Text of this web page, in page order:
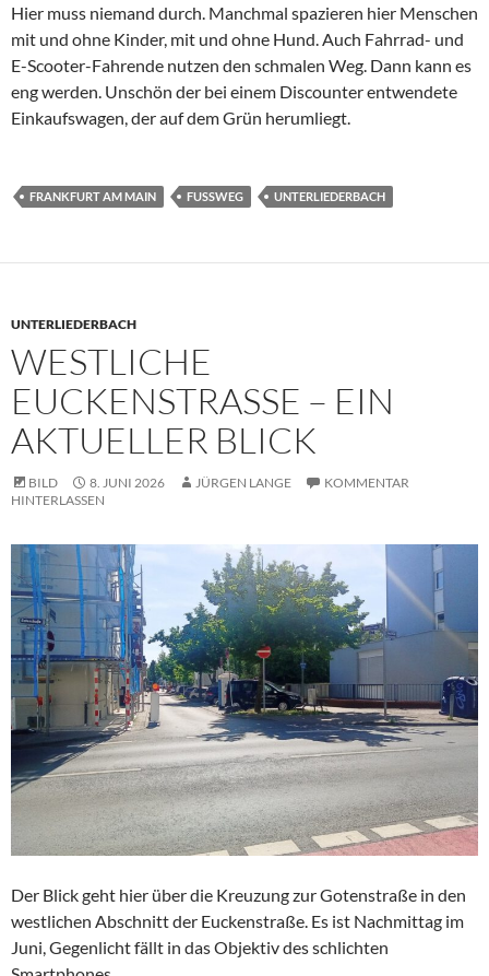
Hier muss niemand durch. Manchmal spazieren hier Menschen
mit und ohne Kinder, mit und ohne Hund. Auch Fahrrad- und
E-Scooter-Fahrende nutzen den schmalen Weg. Dann kann es
eng werden. Unschön der bei einem Discounter entwendete
Einkaufswagen, der auf dem Grün herumliegt.
FRANKFURT AM MAIN FUSSWEG UNTERLIEDERBACH
UNTERLIEDERBACH
WESTLICHE
EUCKENSTRASSE – EIN A
KTUELLER BLICK
BILD 8. JUNI 2026 JÜRGEN LANGE
KOMMENTAR
HINTERLASSEN
Der Blick geht hier über die Kreuzung zur Gotenstraße in den
westlichen Abschnitt der Euckenstraße. Es ist Nachmittag im
Juni, Gegenlicht fällt in das Objektiv des schlichten